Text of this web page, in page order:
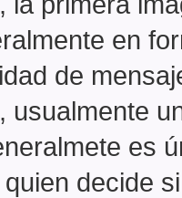
en
de
usualmente
es
decide